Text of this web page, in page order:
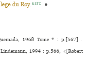
du Roy. USTC ●
1968 Tome * : p.[567] .
Lindemann, 1994 : p.566, «[Robert